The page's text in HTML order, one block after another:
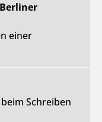
einer
Schreiben